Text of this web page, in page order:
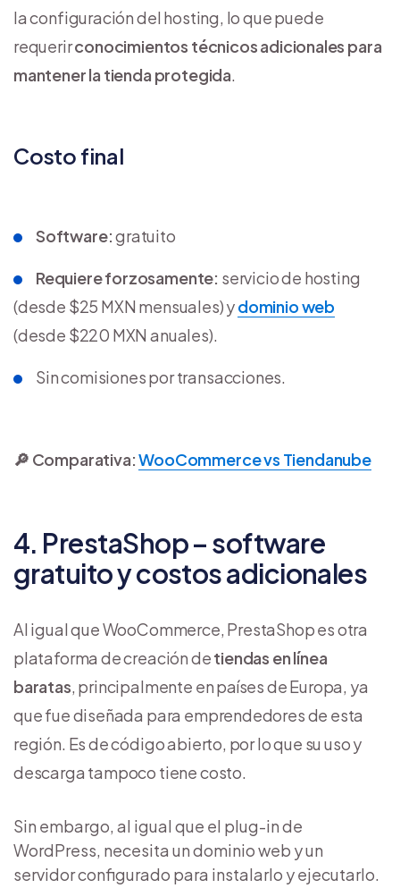
la configuración del hosting, lo que puede
requerirconocimientos técnicos adicionales para
mantener la tienda protegida
Costo final
Software:gratuito
Requiere forzosamente: servicio de hosting
(desde $25 MXN mensuales) ydominio web
(desde $220 MXN anuales).
Sin comisiones por transacciones.
🔎 Comparativa:WooCommerce vs Tiendanube
4. PrestaShop – software
gratuito y costos adicionales
Al igual que WooCommerce, PrestaShop es otra
plataforma de creación detiendas en línea
baratas , principalmente en países de Europa, ya
que fue diseñada para emprendedores de esta
región. Es de código abierto, por lo que su uso y
descarga tampoco tiene costo.
Sin embargo, al igual que el plug-in de
WordPress, necesita un dominio web y un
servidor configurado para instalarlo y ejecutarlo.